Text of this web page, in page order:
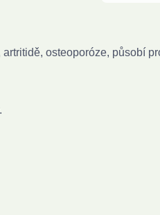
osteoporóze, působí